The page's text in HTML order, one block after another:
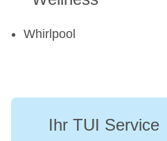
Whirlpool
Ihr TUI Service